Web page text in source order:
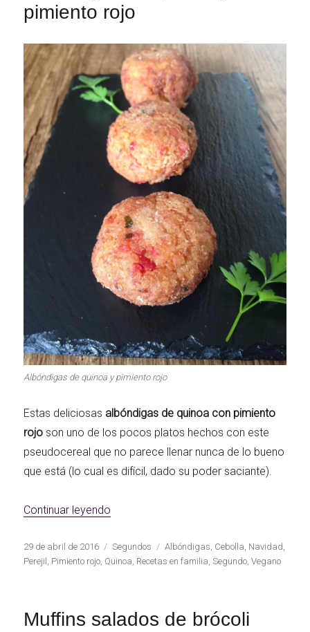
pimiento rojo
Albóndigas de quinoa y pimiento rojo
Estas deliciosas albóndigas de quinoa con pimiento
rojo son uno de los pocos platos hechos con este
pseudocereal que no parece llenar nunca de lo bueno
que está (lo cual es difícil, dado su poder saciante).
Continuar leyendo
Publicado
el
29 de abril de 2016 Categorías
Segundos Etiquetas
Albóndigas, Cebolla, Navidad,
Perejil , Pimiento rojo, Quinoa, Recetas en familia,Segundo,Vegano
Muffins salados de brócoli